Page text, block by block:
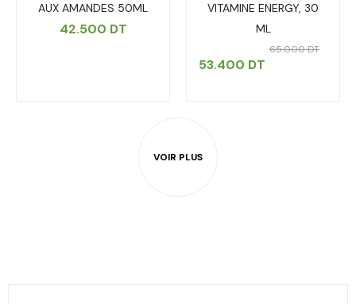
AUX AMANDES 50ML
42.500 DT
VITAMINE ENERGY, 30
ML
65.000DT
53.400 DT